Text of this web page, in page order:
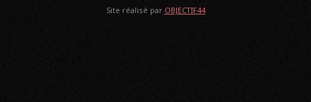
Site réalisé par OBJECTIF44